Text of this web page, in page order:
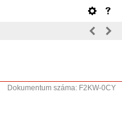
Dokumentum száma: F2KW-0CY